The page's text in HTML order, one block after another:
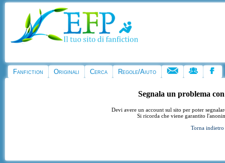
Fanfiction Originali Cerca Regole/Aiuto
Segnala un problema
Devi avere un account sul sito per poter
Si ricorda che viene garantito
Torna indietro